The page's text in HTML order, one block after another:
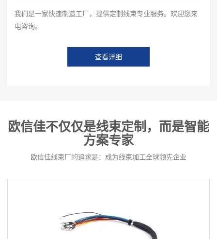
我们是一家快速制造工厂，提供定制线束专业服务。欢迎您来
电咨询。
查看详细
欧信佳不仅仅是线束定制，而是智能
方案专家
欧信佳线束厂的追求是：成为线束加工全球领先企业